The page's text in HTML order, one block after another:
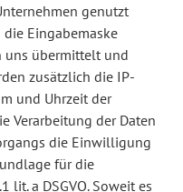
genutzt
Eingabemaske
uns übermittelt und
zusätzlich die IP-
und Uhrzeit der
Verarbeitung der Daten
die Einwilligung
für die
lit. a DSGVO. Soweit es